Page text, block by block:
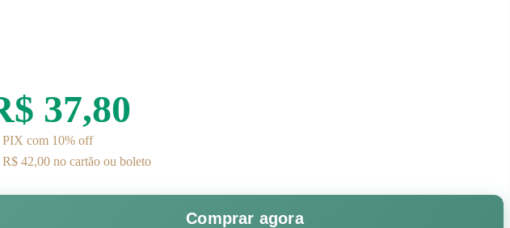
37,80
PIX com 10% off
42,00 no cartão ou boleto
Comprar agora